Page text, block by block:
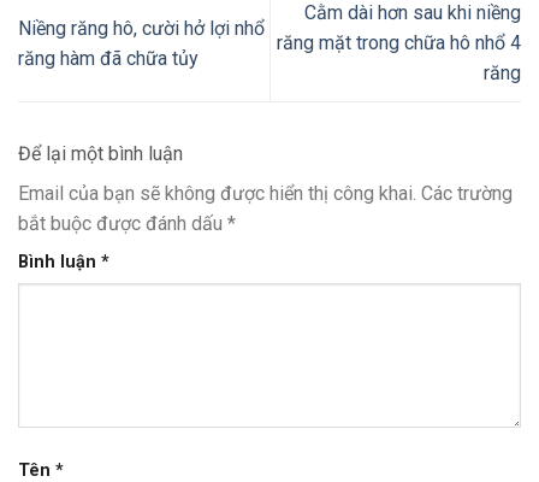
Niềng răng hô, cười hở lợi nhổ
răng hàm đã chữa tủy
Cằm dài hơn sau khi niềng
răng mặt trong chữa hô nhổ 4
răng
Để lại một bình luận
Email của bạn sẽ không được hiển thị công khai. Các trường
bắt buộc được đánh dấu *
Bình luận *
Tên *